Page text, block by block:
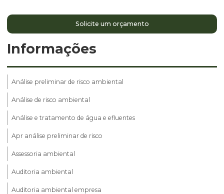
Solicite um orçamento
Informações
Análise preliminar de risco ambiental
Análise de risco ambiental
Análise e tratamento de água e efluentes
Apr análise preliminar de risco
Assessoria ambiental
Auditoria ambiental
Auditoria ambiental empresa